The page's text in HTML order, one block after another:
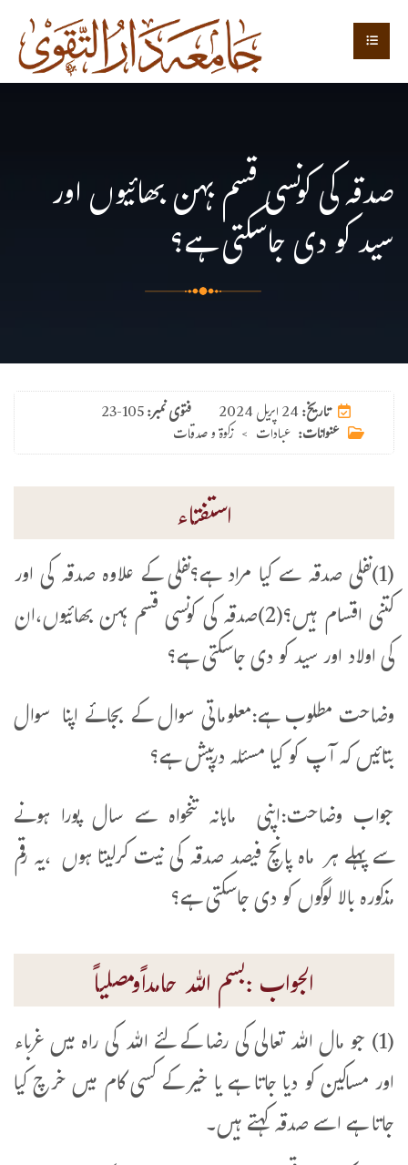
صدقہ کی کونسی قسم بہن بھائیوں اور
سید کو دی جاسکتی ہے؟
فتوی نمبر:23-105 تاریخ:24 اپریل 2024
عنوانات: عبادات > زکوۃ و صدقات
استفتاء
(1)نفلی صدقہ سے کیا مراد ہے؟نفلی کے علاوہ صدقہ کی اور
کتنی اقسام ہیں؟(2)صدقہ کی کونسی قسم بہن بھائیوں،ان
کی اولاد اور سید کو دی جاسکتی ہے؟
وضاحت مطلوب ہے:معلوماتی سوال کے بجائے اپنا سوال
بتائیں کہ آپ کو کیا مسئلہ درپیش ہے؟
جواب وضاحت:اپنی ماہانہ تنخواہ سے سال پورا ہونے
سےپہلے ہر ماہ پانچ فیصد صدقہ کی نیت کرلیتا ہوں ،یہ رقم
مذکورہ بالا لوگوں کو دی جاسکتی ہے؟
الجواب :بسم اللہ حامداًومصلیاً
(1) جو مال اللہ تعالی کی رضا کے لئے اللہ کی راہ میں غرباء
اور مساکین کو دیا جاتا ہے یا خیر کے کسی کام میں خرچ کیا
جاتا ہے اسے صدقہ کہتے ہیں۔